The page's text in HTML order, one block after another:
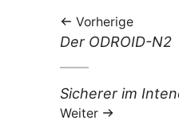
Vorherige
Vorheriger
Der ODROID-N2
Nächster
Beitrag:
Sicherer im
Weiter